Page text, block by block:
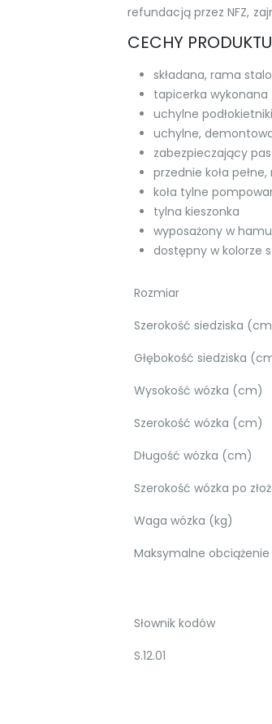
refundacją przez NFZ,
CECHY
składana, rama
tapicerka
uchylne
uchylne,
zabezpieczający pas
przednie koła
koła tylne
tylna kieszonka
wyposażony w
dostępny w kolorze
Rozmiar
Szerokość siedziska
Głębokość siedziska
Wysokość wózka (cm)
Szerokość wózka (cm)
Długość wózka (cm)
Szerokość wózka po
Waga wózka (kg)
Maksymalne
Słownik kodów
S.12.01